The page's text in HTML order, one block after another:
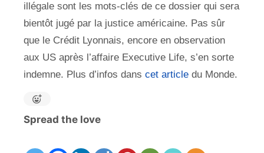
illégale sont les mots-clés de ce dossier qui sera
bientôt jugé par la justice américaine. Pas sûr
que le Crédit Lyonnais, encore en observation
aux US après l’affaire Executive Life, s’en sorte
indemne. Plus d’infos dans cet article du Monde.
Spread the love